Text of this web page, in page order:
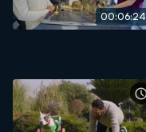
00:06:24